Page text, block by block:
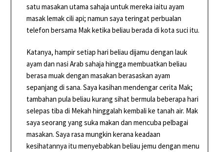
satu masakan utama sahaja untuk mereka iaitu ayam
masak lemak cili api; namun saya teringat perbualan
telefon bersama Mak ketika beliau berada di kota suci itu.
Katanya, hampir setiap hari beliau dijamu dengan lauk
ayam dan nasi Arab sahaja hingga membuatkan beliau
berasa muak dengan masakan berasaskan ayam
sepanjang di sana. Saya kasihan mendengar cerita Mak;
tambahan pula beliau kurang sihat bermula beberapa hari
selepas tiba di Mekah hinggalah kembali ke tanah air. Mak
saya seorang yang suka makan dan mencuba pelbagai
masakan. Saya rasa mungkin kerana keadaan
kesihatannya itu menyebabkan beliau jemu dengan menu